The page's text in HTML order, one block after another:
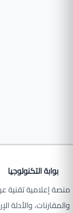
بوابة التكنولوجيا
منصة إعلامية تقنية
والمقارنات، والأدلة